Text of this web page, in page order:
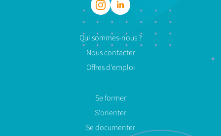
Qui sommes-nous ?
Nous contacter
Offres d'emploi
Se former
S'orienter
Se documenter